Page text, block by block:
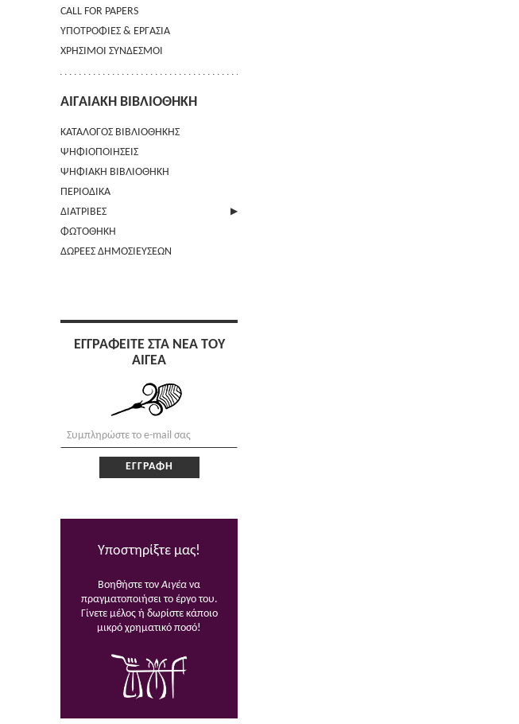
CALL FOR PAPERS
ΥΠΟΤΡΟΦΙΕΣ & ΕΡΓΑΣΙΑ
ΧΡΗΣΙΜΟΙ ΣΥΝΔΕΣΜΟΙ
ΑΙΓΑΙΑΚΗ ΒΙΒΛΙΟΘΗΚΗ
ΚΑΤΑΛΟΓΟΣ ΒΙΒΛΙΟΘΗΚΗΣ
ΨΗΦΙΟΠΟΙΗΣΕΙΣ
ΨΗΦΙΑΚΗ ΒΙΒΛΙΟΘΗΚΗ
ΠΕΡΙΟΔΙΚΑ
ΔΙΑΤΡΙΒΕΣ
ΑΠΟΣΤΟΛΗ ΠΕΡΙΛΗΨΗΣ
ΦΩΤΟΘΗΚΗ
ΔΩΡΕΕΣ ΔΗΜΟΣΙΕΥΣΕΩΝ
ΕΓΓΡΑΦΕΙΤΕ ΣΤΑ ΝΕΑ ΤΟΥ
ΑΙΓΕΑ
Υποστηρίξτε μας!
Βοηθήστε τονΑιγέα να
πραγματοποιήσει το έργο του.
Γίνετε μέλος ή δωρίστε κάποιο
μικρό χρηματικό ποσό!